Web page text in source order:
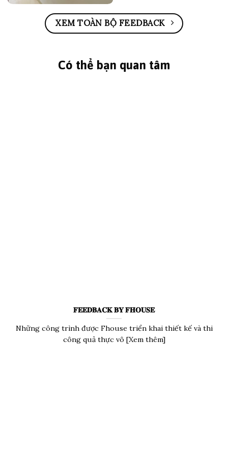
XEM TOÀN BỘ FEEDBACK
Có thể bạn quan tâm
𝐅𝐄𝐄𝐃𝐁𝐀𝐂𝐊 𝐁𝐘 𝐅𝐇𝐎𝐔𝐒𝐄
Những công trình được Fhouse triển khai thiết kế và thi
công quả thực vô [Xem thêm]